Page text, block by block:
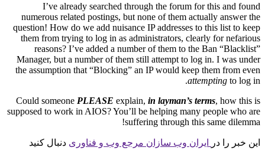
I’ve already searched through the forum for this and found
numerous related postings, but none of them actually answer the
question! How do we add nuisance IP addresses to this list to keep
them from trying to log in as administrators, clearly for nefarious
reasons? I’ve added a number of them to the Ban “Blacklist”
Manager, but a number of them still attempt to log in. I was under
the assumption that “Blocking” an IP would keep them from even
attempting to log in.
Could someone PLEASE explain, in layman’s terms, how this is
supposed to work in AIOS? You’ll be helping many people who are
suffering through this same dilemma!
این خبر را در ایران وب سازان مرجع وب و فناوری دنبال کنید